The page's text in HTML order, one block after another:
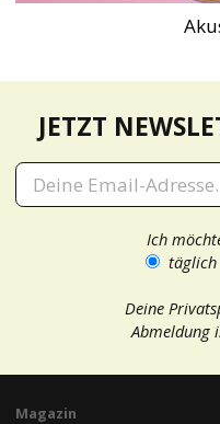
JETZT
Ich
täglich
Deine
Abmeldung
Magazin